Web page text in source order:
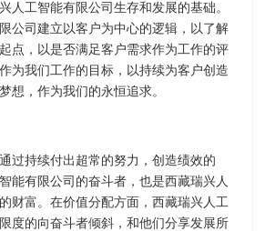
人工智能有限公司生存和发展的基础。
公司建立以客户为中心的逻辑，以了解
点，以是否满足客户需求作为工作的评
为我们工作的目标，以持续为客户创造
想，作为我们的永恒追求。
过持续付出超常的努力，创造绩效的
能有限公司的奋斗者，也是西藏瑞兴人
财富。在价值分配方面，西藏瑞兴人工
度的向奋斗者倾斜，和他们分享发展所